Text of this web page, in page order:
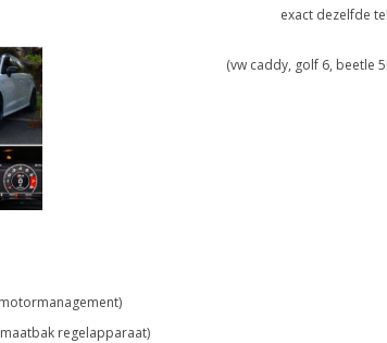
exact dezelfde
(vw caddy, golf 6, beetle
regelapparaat)